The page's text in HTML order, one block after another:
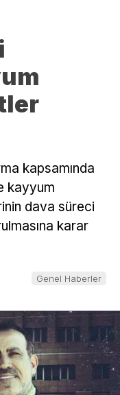
kapsamında
kayyum
dava süreci
karar
Genel Haberler